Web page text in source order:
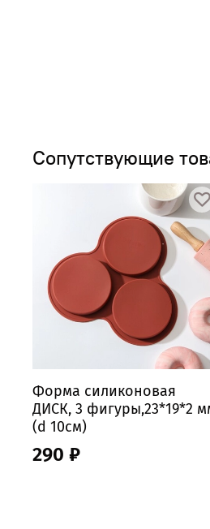
Сопутствующие
Форма силиконовая
ДИСК, 3 фигуры,23*19*2
(d 10см)
290 ₽